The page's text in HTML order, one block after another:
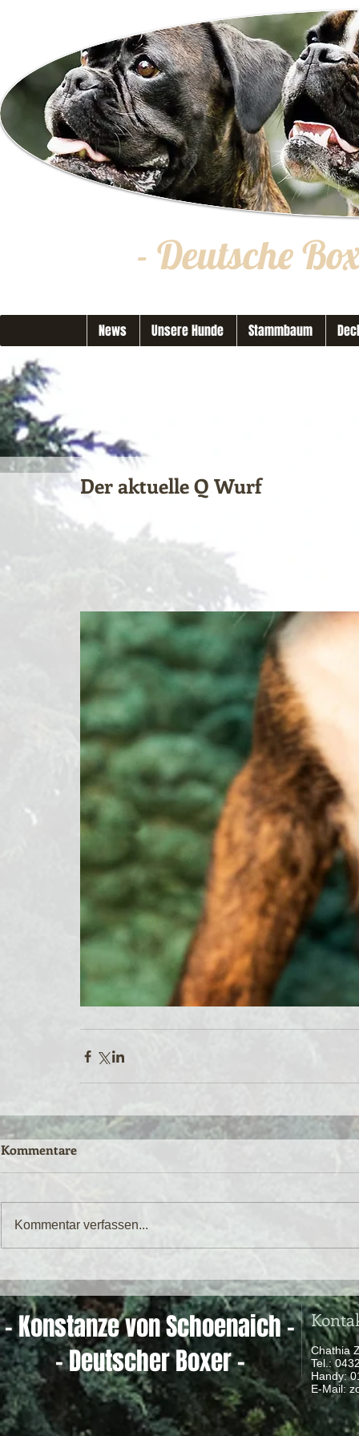
- Deutsche
News Unsere Hunde Stammbaum
Der aktuelle Q Wurf
Kommentare
Kommentar verfassen...
- Konstanze von Schoenaich -
- Deutscher Boxer -
Chathia
Tel.:
Handy:
​ E-Mail: